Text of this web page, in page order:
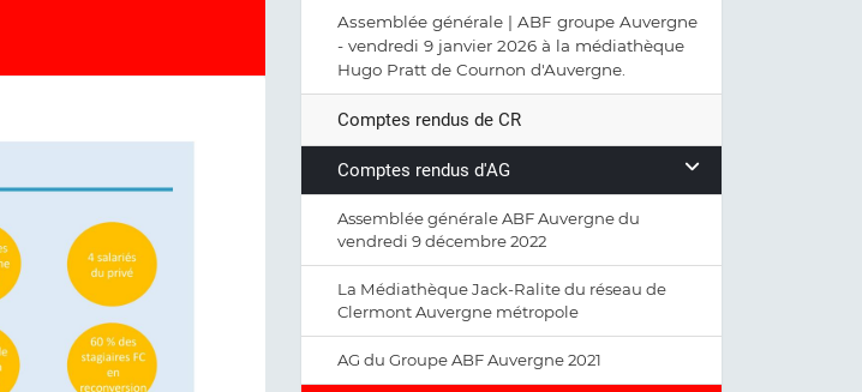
Assemblée générale | ABF groupe Auvergne
- vendredi 9 janvier 2026 à la médiathèque
Hugo Pratt de Cournon d'Auvergne.
Comptes rendus de CR
Comptes rendus d'AG
Assemblée générale ABF Auvergne du
vendredi 9 décembre 2022
La Médiathèque Jack-Ralite du réseau de
Clermont Auvergne métropole
AG du Groupe ABF Auvergne 2021